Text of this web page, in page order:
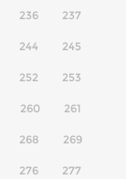
236 237
244 245
252 253
260 261
268 269
276 277